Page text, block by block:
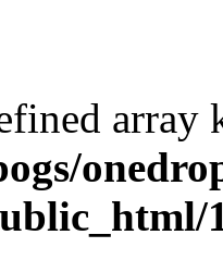
array